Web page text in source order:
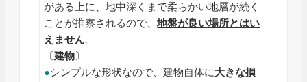
がある上に、地中深くまで柔らかい地層が続く
ことが推察されるので、地盤が良い場所とはい
えません。
〔建物〕
●シンプルな形状なので、建物自体に大きな損